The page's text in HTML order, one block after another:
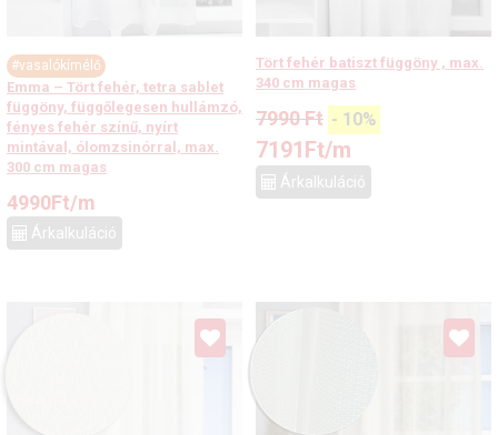
#vasalókímélő
Emma – Tört fehér, tetra sablet
függöny, függőlegesen hullámzó,
fényes fehér színű, nyírt
mintával, ólomzsinórral, max.
300 cm magas
4990Ft/m
Árkalkuláció
Tört fehér batiszt függöny , max.
340 cm magas
7990Ft - 10%
7191Ft/m
Árkalkuláció